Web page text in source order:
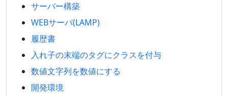
サーバー構築
WEBサーバ(LAMP)
履歴書
入れ子の末端のタグにクラスを付与
数値文字列を数値にする
開発環境